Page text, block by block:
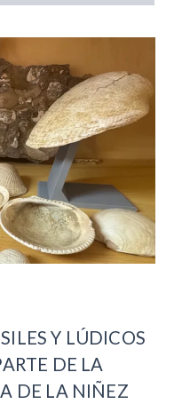
Y LÚDICOS
DE LA
DE LA NIÑEZ